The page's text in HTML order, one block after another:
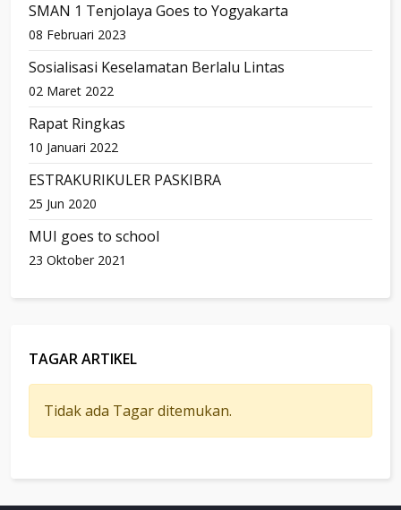
SMAN 1 Tenjolaya Goes to Yogyakarta
08 Februari 2023
Sosialisasi Keselamatan Berlalu Lintas
02 Maret 2022
Rapat Ringkas
10 Januari 2022
ESTRAKURIKULER PASKIBRA
25 Jun 2020
MUI goes to school
23 Oktober 2021
TAGAR ARTIKEL
Tidak ada Tagar ditemukan.